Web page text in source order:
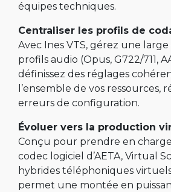
équipes techniques.
Centraliser les profils de
Avec Ines VTS, gérez une
profils audio (Opus, G722/711,
définissez des réglages
l’ensemble de vos ressources,
erreurs de configuration.
Évoluer vers la production
Conçu pour prendre en
codec logiciel d’AETA, Virtual
hybrides téléphoniques
permet une montée en